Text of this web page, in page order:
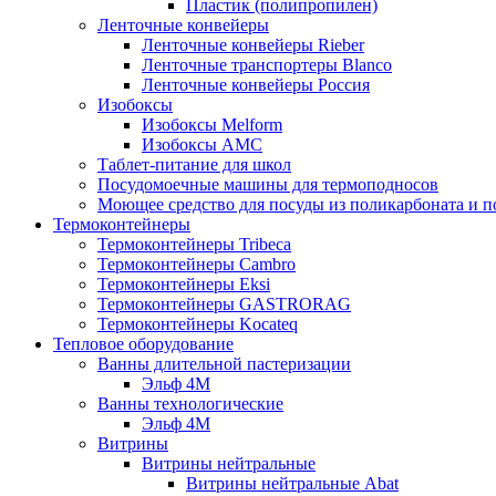
Пластик (полипропилен)
Ленточные конвейеры
Ленточные конвейеры Rieber
Ленточные транспортеры Blanco
Ленточные конвейеры Россия
Изобоксы
Изобоксы Melform
Изобоксы AMC
Таблет-питание для школ
Посудомоечные машины для термоподносов
Моющее средство для посуды из поликарбоната и
Термоконтейнеры
Термоконтейнеры Tribeca
Термоконтейнеры Cambro
Термоконтейнеры Eksi
Термоконтейнеры GASTRORAG
Термоконтейнеры Kocateq
Тепловое оборудование
Ванны длительной пастеризации
Эльф 4М
Ванны технологические
Эльф 4М
Витрины
Витрины нейтральные
Витрины нейтральные Abat